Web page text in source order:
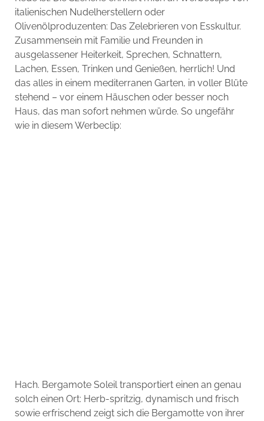
italienischen Nudelherstellern oder
Olivenölproduzenten: Das Zelebrieren von Esskultur.
Zusammensein mit Familie und Freunden in
ausgelassener Heiterkeit, Sprechen, Schnattern,
Lachen, Essen, Trinken und Genießen, herrlich! Und
das alles in einem mediterranen Garten, in voller Blüte
stehend – vor einem Häuschen oder besser noch
Haus, das man sofort nehmen würde. So ungefähr
wie in diesem Werbeclip:
Hach. Bergamote Soleil transportiert einen an genau
solch einen Ort: Herb-spritzig, dynamisch und frisch
sowie erfrischend zeigt sich die Bergamotte von ihrer